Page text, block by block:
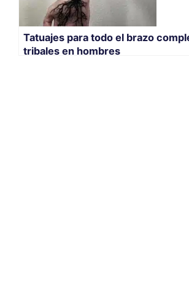
Tatuajes para todo el brazo
tribales en hombres